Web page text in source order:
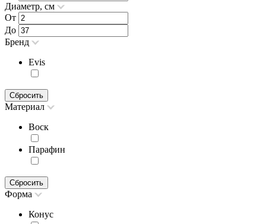
Диаметр, см
От
До
Бренд
Evis
Сбросить
Материал
Воск
Парафин
Сбросить
Форма
Конус